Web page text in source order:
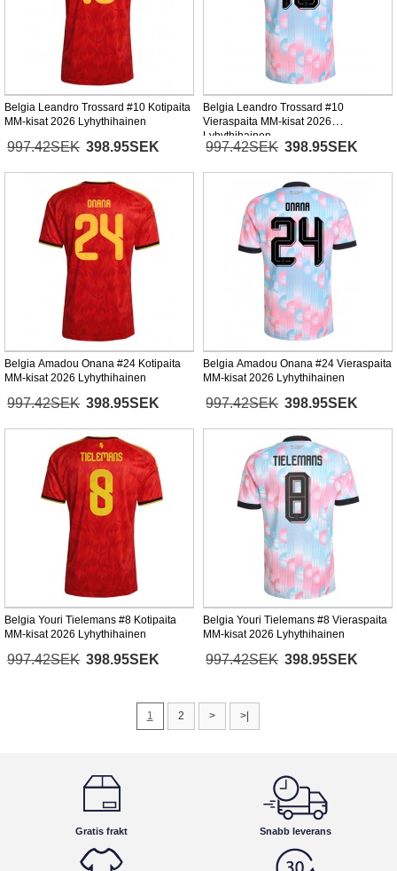
Belgia Leandro Trossard #10 Kotipaita
MM-kisat 2026 Lyhythihainen
997.42SEK 398.95SEK
Belgia Leandro Trossard #10
Vieraspaita MM-kisat 2026
Lyhythihainen
997.42SEK 398.95SEK
Belgia Amadou Onana #24 Kotipaita
MM-kisat 2026 Lyhythihainen
997.42SEK 398.95SEK
Belgia Amadou Onana #24 Vieraspaita
MM-kisat 2026 Lyhythihainen
997.42SEK 398.95SEK
Belgia Youri Tielemans #8 Kotipaita
MM-kisat 2026 Lyhythihainen
997.42SEK 398.95SEK
Belgia Youri Tielemans #8 Vieraspaita
MM-kisat 2026 Lyhythihainen
997.42SEK 398.95SEK
1 2 > >|
Gratis frakt Snabb leverans